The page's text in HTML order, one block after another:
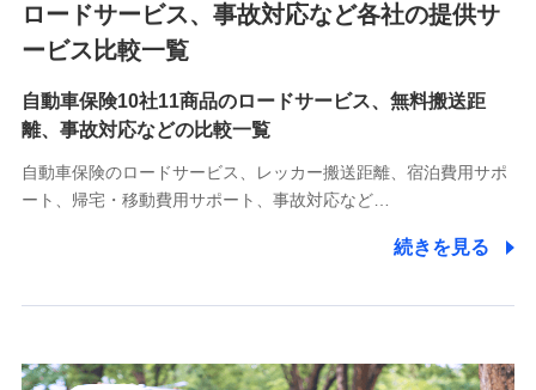
9.お問い合わせ情報
各種お問い合わせに対応するため
10.受託業務の 個人情報
受託業務の遂行およびこれらに準ずる業務の遂行のため
11.マイカー通勤管理クラウド並びに法人向けASPサー
をお送りするため
分析するため
ロードサービス、事故対応など各社の提供サ
ービス比較一覧
自動車保険10社11商品のロードサービス、無料搬送距
離、事故対応などの比較一覧
自動車保険のロードサービス、レッカー搬送距離、宿泊費用サポ
ート、帰宅・移動費用サポート、事故対応など…
続きを見る